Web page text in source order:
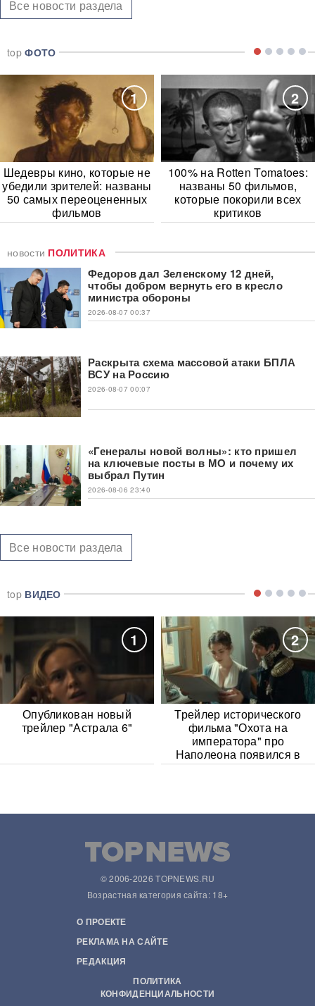
Все новости раздела
topФОТО
1
Шедевры кино, которые не
убедили зрителей: названы
50 самых переоцененных
фильмов
2
100% на Rotten Tomatoes:
названы 50 фильмов,
которые покорили всех
критиков
новости ПОЛИТИКА
Федоров дал Зеленскому 12 дней,
чтобы добром вернуть его в кресло
министра обороны
2026-08-07 00:37
Раскрыта схема массовой атаки БПЛА
ВСУ на Россию
2026-08-07 00:07
«Генералы новой волны»: кто пришел
на ключевые посты в МО и почему их
выбрал Путин
2026-08-06 23:40
Все новости раздела
top ВИДЕО
1
Опубликован новый
трейлер "Астрала 6"
2
Трейлер исторического
фильма "Охота на
императора" про
Наполеона появился в
Сети
© 2006-2026 TOPNEWS.RU
Возрастная категория сайта: 18+
О ПРОЕКТЕ
РЕКЛАМА НА САЙТЕ
РЕДАКЦИЯ
ПОЛИТИКА
КОНФИДЕНЦИАЛЬНОСТИ